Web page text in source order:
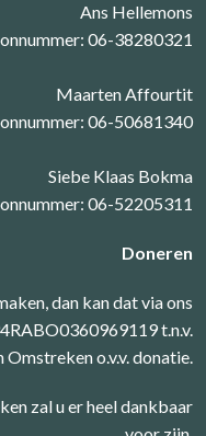
Ans Hellemons
06-38280321
Maarten Affourtit
06-50681340
Siebe Klaas Bokma
06-52205311
Doneren
dan kan dat via ons
t.n.v.
o.v.v. donatie.
zal u er heel dankbaar